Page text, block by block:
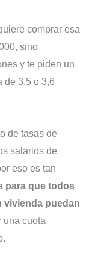
comprar esa
sino
y te piden un
de 3,5 o 3,6
de tasas de
salarios de
eso es tan
para que todos
vivienda puedan
una cuota